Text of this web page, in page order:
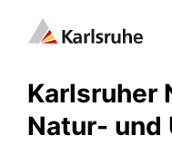
Karlsruher
Natur- und